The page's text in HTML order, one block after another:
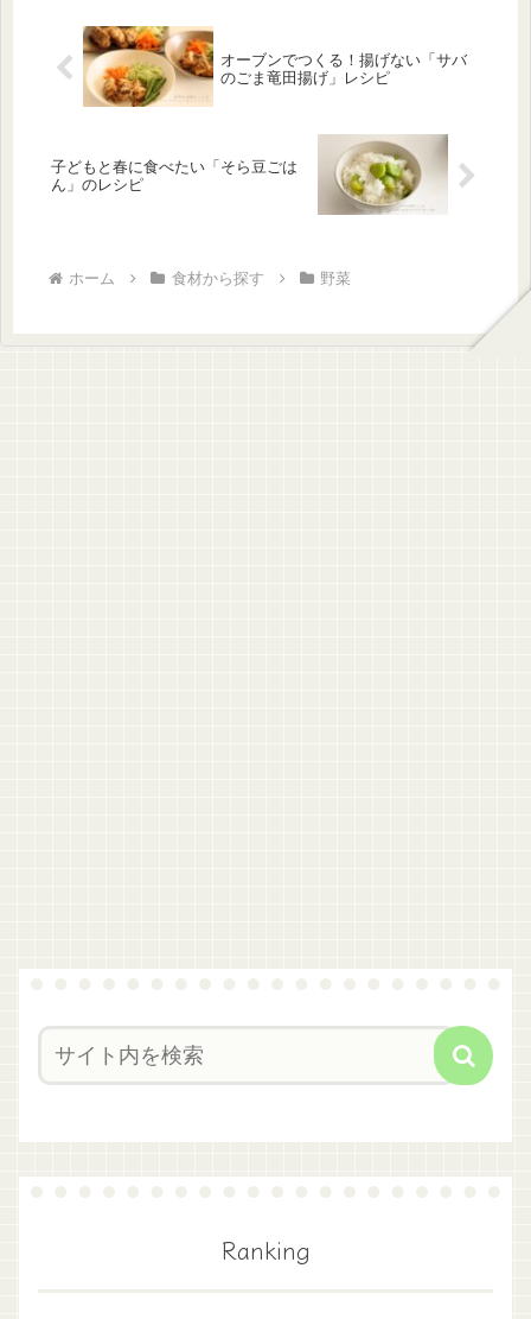
オーブンでつくる！揚げない「サバ
のごま竜田揚げ」レシピ
子どもと春に食べたい「そら豆ごは
ん」のレシピ
ホーム 食材から探す 野菜
Ranking